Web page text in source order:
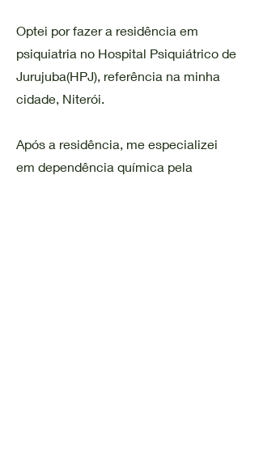
Optei por fazer a residência em
psiquiatria no Hospital Psiquiátrico de
Jurujuba(HPJ), referência na minha
cidade, Niterói.
Após a residência, me especializei
em dependência química pela